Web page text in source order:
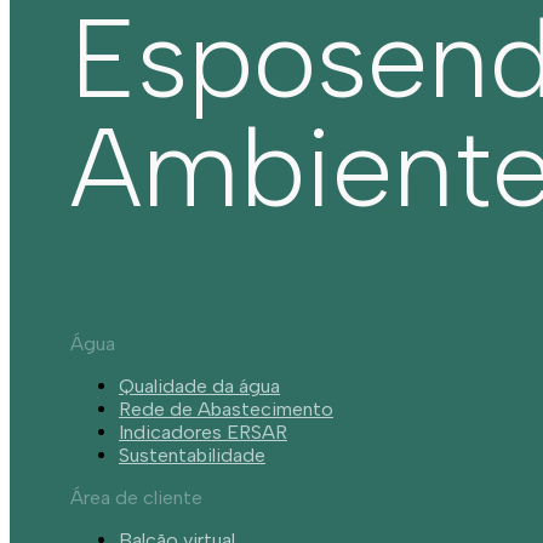
Água
Qualidade da água
Rede de Abastecimento
Indicadores ERSAR
Sustentabilidade
Área de cliente